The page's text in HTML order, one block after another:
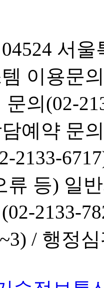
서
이용문
의(02-
예약 문
2133-
등) 일
2133-
/ 행정심